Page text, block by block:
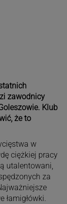
zawodnicy
Klub
że to
w
ciężkiej pracy
utalentowani,
za
łamigłówki.